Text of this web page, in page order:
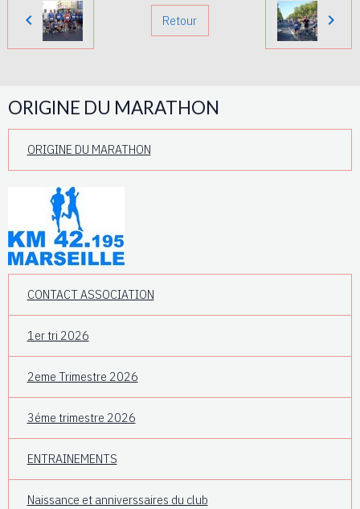
Retour
ORIGINE DU MARATHON
ORIGINE DU MARATHON
CONTACT ASSOCIATION
1er tri 2026
2eme Trimestre 2026
3éme trimestre 2026
ENTRAINEMENTS
Naissance et anniverssaires du club